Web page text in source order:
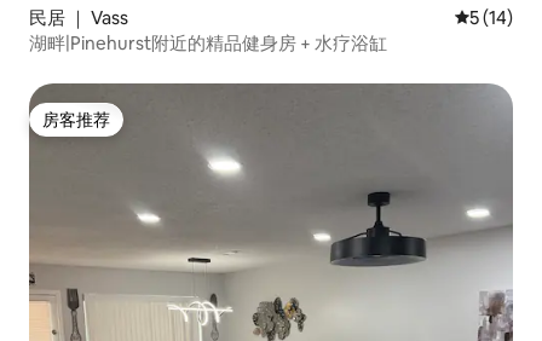
民居 ｜ Vass 平均评分
5 (14)
湖畔|Pinehurst附近的精品健身房 + 水疗浴缸
房客推荐
房客推荐